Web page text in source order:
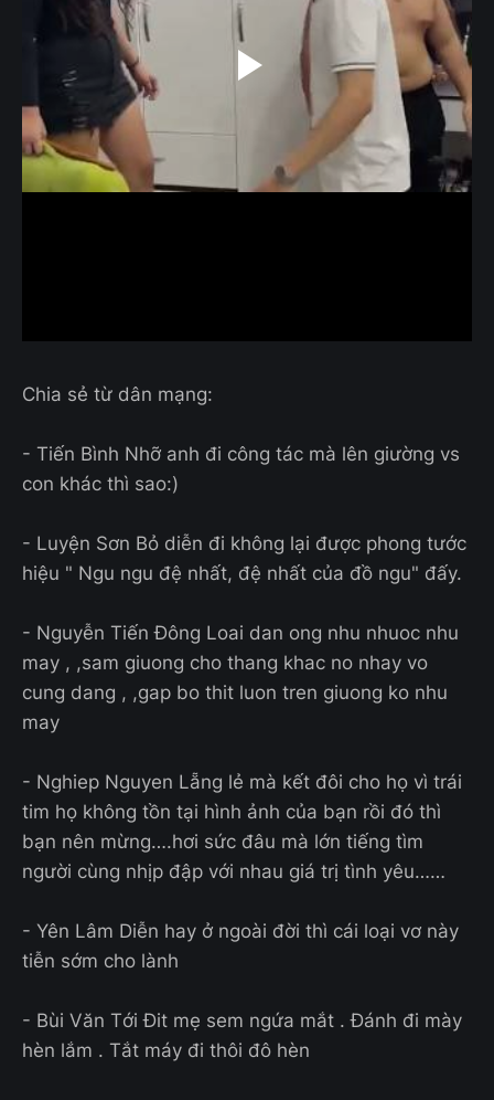
Chia sẻ từ dân mạng:
- Tiến Bình Nhỡ anh đi công tác mà lên giường vs
con khác thì sao:)
- Luyện Sơn Bỏ diễn đi không lại được phong tước
hiệu " Ngu ngu đệ nhất, đệ nhất của đồ ngu" đấy.
- Nguyễn Tiến Đông Loai dan ong nhu nhuoc nhu
may , ,sam giuong cho thang khac no nhay vo
cung dang , ,gap bo thit luon tren giuong ko nhu
may
- Nghiep Nguyen Lẵng lẻ mà kết đôi cho họ vì trái
tim họ không tồn tại hình ảnh của bạn rồi đó thì
bạn nên mừng….hơi sức đâu mà lớn tiếng tìm
người cùng nhịp đập với nhau giá trị tình yêu……
- Yên Lâm Diễn hay ở ngoài đời thì cái loại vơ này
tiễn sớm cho lành
- Bùi Văn Tới Đit mẹ sem ngứa mắt . Đánh đi mày
hèn lắm . Tắt máy đi thôi đô hèn